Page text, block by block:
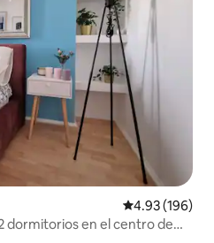
Calificación
4.93 (196)
dormitorios en el centro de